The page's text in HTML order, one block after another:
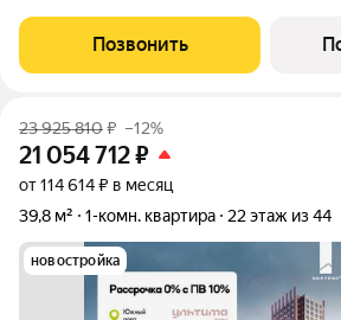
7% на 7 лет - Семейная ипотека без
Ипотека для всех на весь
Позвонить
23 925 810₽ –12%
21 054 712₽
от 114 614 ₽ в месяц
39,8 м²
1-комн. квартира 22 этаж из 44
новостройка